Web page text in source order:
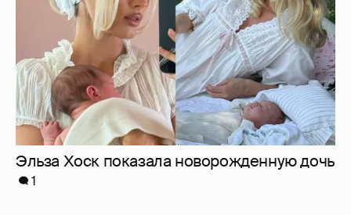
Эльза Хоск показала новорожденную дочь
1